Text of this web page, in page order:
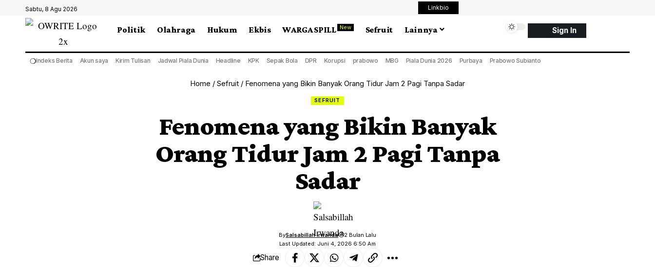
Sabtu, 8 Agu 2026 Linkbio
Politik Olahraga Hukum Ekbis WARGA SPILL New Sefruit Lainnya Sign In
❍Indeks Berita Akun saya Kirim Tulisan Jadwal Piala Dunia Headline KPK Sepak Bola DPR Korupsi prabowo MBG Piala Dunia 2026 Purbaya Prabowo Subianto
Home / Sefruit / Fenomena yang Bikin Banyak Orang Tidur Jam 2 Pagi Tanpa Sadar
SEFRUIT
Fenomena yang Bikin Banyak
Orang Tidur Jam 2 Pagi Tanpa
Sadar
Last Updated: Juni 4, 2026 6:50 Am
BySalsabillah Irwanda 2 Bulan Lalu
Share